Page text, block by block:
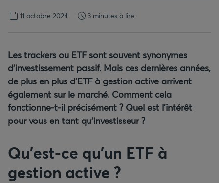
11 octobre 2024 3 minutes à lire
Les trackers ou ETF sont souvent synonymes
d’investissement passif. Mais ces dernières années,
de plus en plus d’ETF à gestion active arrivent
également sur le marché. Comment cela
fonctionne-t-il précisément ? Quel est l’intérêt
pour vous en tant qu’investisseur ?
Qu’est-ce qu’un ETF à
gestion active ?